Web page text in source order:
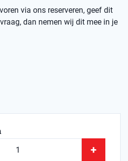
via ons reserveren, geef dit
dan nemen wij dit mee in je
+